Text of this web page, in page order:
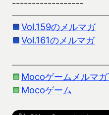
------------------
Vol.159のメルマガ
Vol.161のメルマガ
Mocoゲームメルマガ
Mocoゲーム